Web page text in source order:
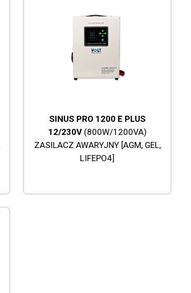
SINUS PRO 1200 E PLUS
12/230V(800W/1200VA)
ZASILACZ AWARYJNY [AGM, GEL,
LIFEPO4]